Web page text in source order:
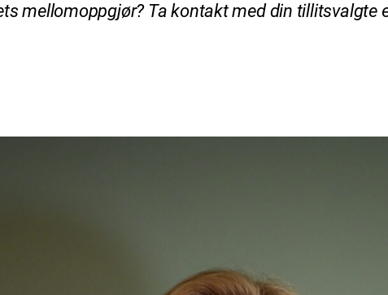
mellomoppgjør? Ta kontakt med din tillitsvalgte